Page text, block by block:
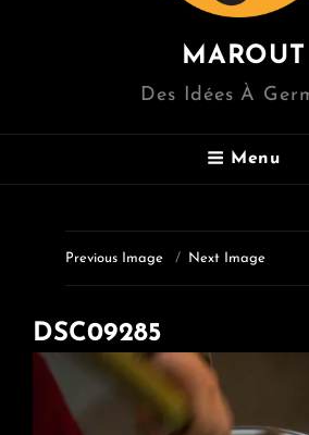
MAROUT
Des Idées À
Menu
Previous Image Next Image
DSC09285